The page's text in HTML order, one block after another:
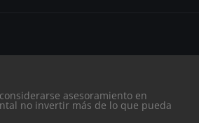
asesoramiento en
no invertir más de lo que pueda